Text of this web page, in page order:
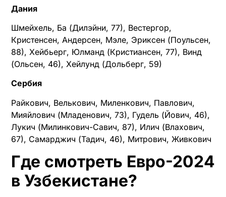
Дания
Шмейхель, Ба (Дилэйни, 77), Вестергор,
Кристенсен, Андерсен, Мэле, Эриксен (Поульсен,
88), Хейбьерг, Юлманд (Кристиансен, 77), Винд
(Ольсен, 46), Хейлунд (Дольберг, 59)
Сербия
Райкович, Велькович, Миленкович, Павлович,
Мияйлович (Младенович, 73), Гудель (Йович, 46),
Лукич (Милинкович-Савич, 87), Илич (Влахович,
67), Самарджич (Тадич, 46), Митрович, Живкович
Где смотреть Евро-2024
в Узбекистане?